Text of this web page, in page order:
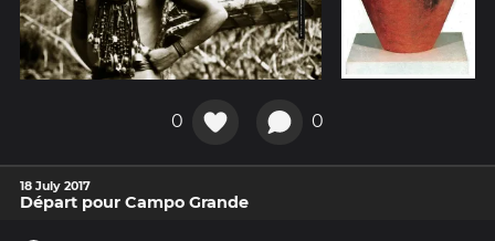
0 0
18 July 2017
Départ pour Campo Grande